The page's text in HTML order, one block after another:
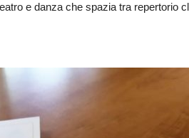
e danza che spazia tra repertorio